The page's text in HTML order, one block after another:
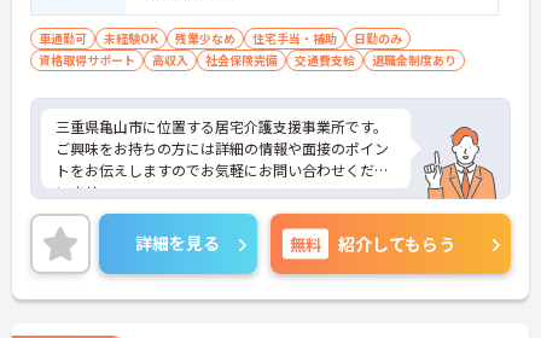
車通勤可 未経験OK 残業少なめ 住宅手当・補助
日勤のみ
資格取得サポート
高収入 社会保険完備 交通費支給 退職金制度あり
三重県亀山市に位置する居宅介護支援事業所です。
ご興味をお持ちの方には詳細の情報や面接のポイン
トをお伝えしますのでお気軽にお問い合わせくださ
いませ。
詳細を見る 無料 紹介してもらう